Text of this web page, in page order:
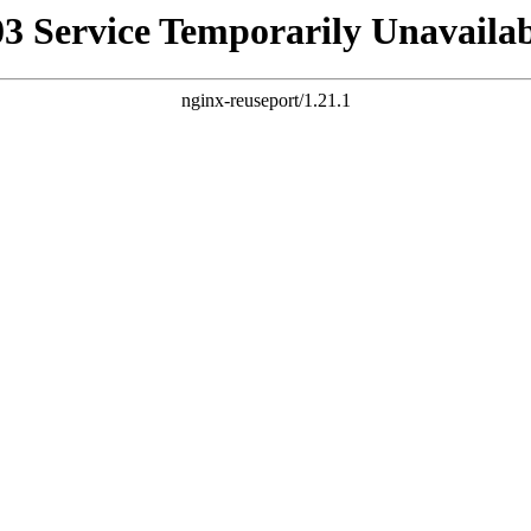
Service Temporarily
nginx-reuseport/1.21.1